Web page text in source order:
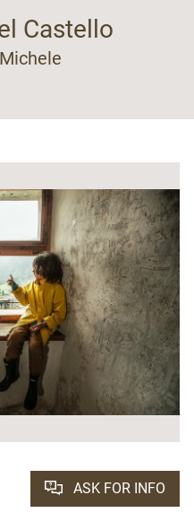
Castello
ASK FOR INFO